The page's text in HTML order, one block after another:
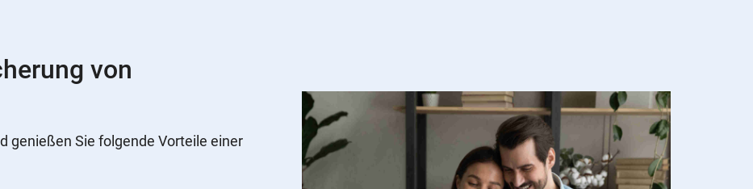
von
genießen Sie folgende Vorteile einer